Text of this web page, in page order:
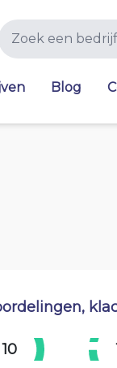
Blog
10